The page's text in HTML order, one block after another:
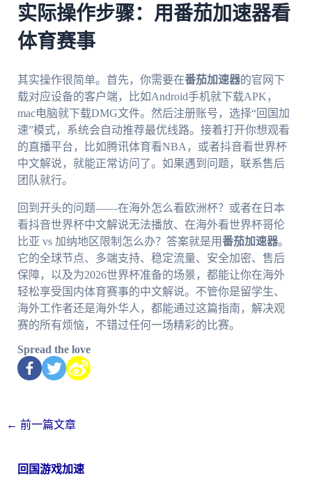
实际操作步骤：用番茄加速器看
体育赛事
其实操作很简单。首先，你需要在番茄加速器的官网下
载对应设备的客户端，比如Android手机就下载APK，
mac电脑就下载DMG文件。然后注册账号，选择“回国加
速”模式，系统会自动推荐最优线路。接着打开你想观看
的直播平台，比如腾讯体育看NBA，或者抖音看世界杯
中文解说，就能正常访问了。如果遇到问题，联系售后
团队就行。
回到开头的问题——在海外怎么看欧洲杯？或者在日本
看抖音世界杯中文解说无法播放、在海外看世界杯哥伦
比亚 vs 加纳地区限制怎么办？答案就是用番茄加速器。
它的全球节点、多端支持、稳定流量、安全加密、售后
保障，以及为2026世界杯准备的场景，都能让你在海外
轻松享受国内体育赛事的中文解说。不管你是留学生、
海外工作者还是海外华人，都能通过这篇指南，解决观
赛的所有烦恼，不错过任何一场精彩的比赛。
Spread the love
← 前一篇文章
回国游戏加速